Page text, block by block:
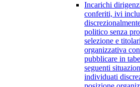
Incarichi
conferiti, ivi
politico senza
selezione e
organizzativa
pubblicare in
seguenti
individuati